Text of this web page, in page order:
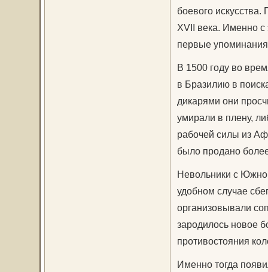
боевого
XVII века. Именно с
первые
В 1500 году во
в Бразилию в
дикарями они
умирали в плену,
рабочей силы из
было продано
Невольники с
удобном случае
организовывали
зародилось новое
противостояния
Именно тогда